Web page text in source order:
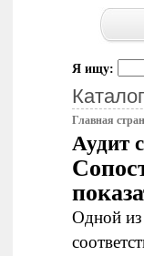
Я ищу:
Главная
Аудит
Одной из